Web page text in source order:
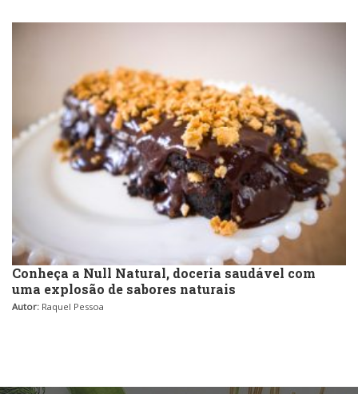
Conheça a Null Natural, doceria saudável com
uma explosão de sabores naturais
Autor: Raquel Pessoa